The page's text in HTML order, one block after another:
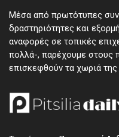
Μέσα από πρωτότυπες
δραστηριότητες και
αναφορές σε τοπικές
πολλά-, παρέχουμε στους
επισκεφθούν τα χωριά της